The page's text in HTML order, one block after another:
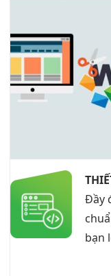
Đầy
bạn